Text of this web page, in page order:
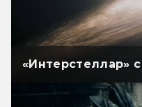
«Интерстеллар»